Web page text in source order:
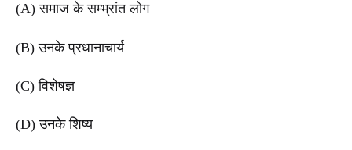
(A) समाज के सम्भ्रांत लोग
(B) उनके प्रधानाचार्य
(C) विशेषज्ञ
(D) उनके शिष्य